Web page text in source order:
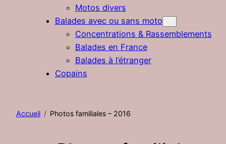
Motos divers
Balades avec ou sans moto
Concentrations & Rassemblements
Balades en France
Balades à l’étranger
Copains
Accueil Photos familiales – 2016